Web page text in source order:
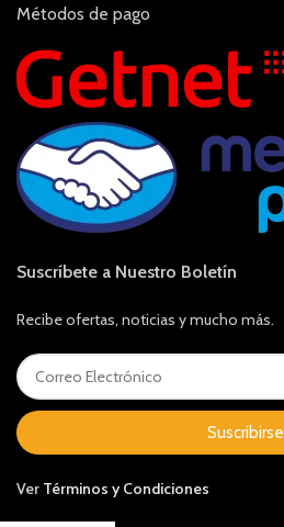
Métodos de pago
Suscríbete a Nuestro Boletín
Recibe ofertas, noticias y mucho más.
Suscribirse
Ver Términos y Condiciones